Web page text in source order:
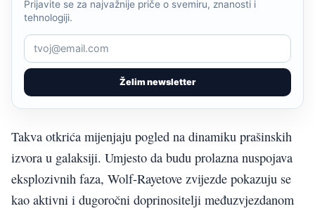
Želim newsletter
Prijavite se za najvažnije priče o svemiru, znanosti i
tehnologiji.
Takva otkrića mijenjaju pogled na dinamiku prašinskih
izvora u galaksiji. Umjesto da budu prolazna nuspojava
eksplozivnih faza, Wolf-Rayetove zvijezde pokazuju se
kao aktivni i dugoročni doprinositelji međuzvjezdanom